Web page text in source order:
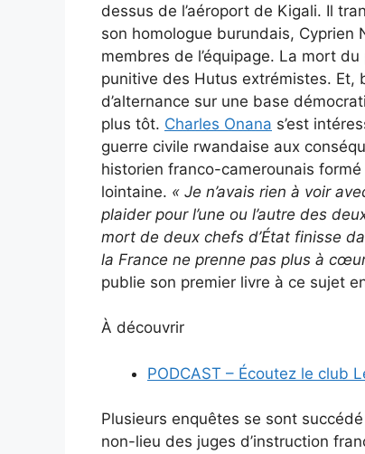
dessus de l’aéroport de Kigali. Il
son homologue burundais, Cyprien
membres de l’équipage. La mort
punitive des Hutus extrémistes. Et,
d’alternance sur une base
plus tôt. Charles Onana s’est
guerre civile rwandaise aux
historien franco-camerounais
lointaine. « Je n’avais rien à voir
plaider pour l’une ou l’autre des
mort de deux chefs d’État finisse
la France ne prenne pas plus à
publie son premier livre à ce sujet
À découvrir
PODCAST – Écoutez le club
Plusieurs enquêtes se sont
non-lieu des juges d’instruction